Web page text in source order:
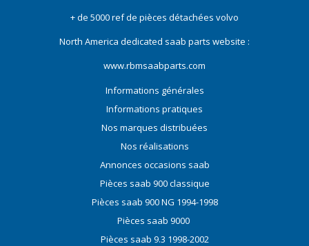
+ de 5000 ref de pièces détachées volvo
North America dedicated saab parts website :
www.rbmsaabparts.com
Informations générales
Informations pratiques
Nos marques distribuées
Nos réalisations
Annonces occasions saab
Pièces saab 900 classique
Pièces saab 900 NG 1994-1998
Pièces saab 9000
Pièces saab 9.3 1998-2002